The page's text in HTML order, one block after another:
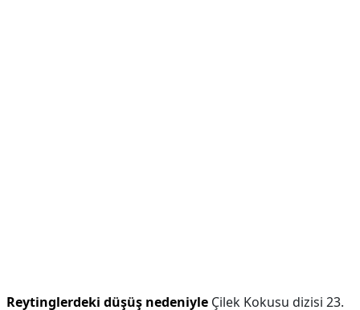
Reytinglerdeki düşüş nedeniyle Çilek Kokusu dizisi 23.